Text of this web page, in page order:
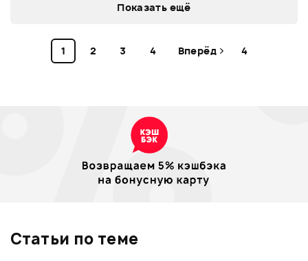
Показать ещё
1 2 3 4 Вперёд 4
Статьи по теме